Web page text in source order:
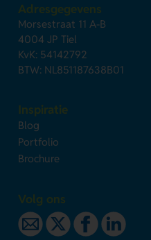
Adresgegevens
Morsestraat 11 A-B
4004 JP Tiel
KvK: 54142792
BTW: NL851187638B01
Inspiratie
Blog
Portfolio
Brochure
Volg ons